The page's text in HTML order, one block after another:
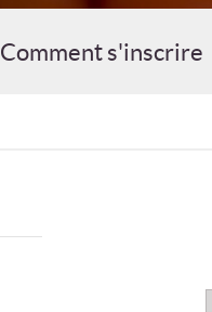
Comment s'inscrire